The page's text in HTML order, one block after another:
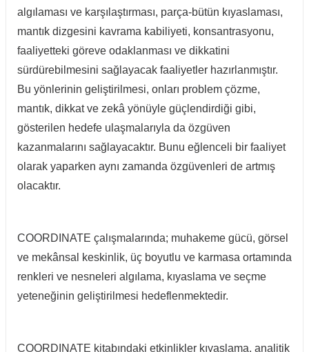
algılaması ve karşılaştırması, parça-bütün kıyaslaması,
mantık dizgesini kavrama kabiliyeti, konsantrasyonu,
faaliyetteki göreve odaklanması ve dikkatini
sürdürebilmesini sağlayacak faaliyetler hazırlanmıştır.
Bu yönlerinin geliştirilmesi, onları problem çözme,
mantık, dikkat ve zekâ yönüyle güçlendirdiği gibi,
gösterilen hedefe ulaşmalarıyla da özgüven
kazanmalarını sağlayacaktır. Bunu eğlenceli bir faaliyet
olarak yaparken aynı zamanda özgüvenleri de artmış
olacaktır.
COORDINATE çalışmalarında; muhakeme gücü, görsel
ve mekânsal keskinlik, üç boyutlu ve karmasa ortamında
renkleri ve nesneleri algılama, kıyaslama ve seçme
yeteneğinin geliştirilmesi hedeflenmektedir.
COORDINATE kitabındaki etkinlikler kıyaslama, analitik